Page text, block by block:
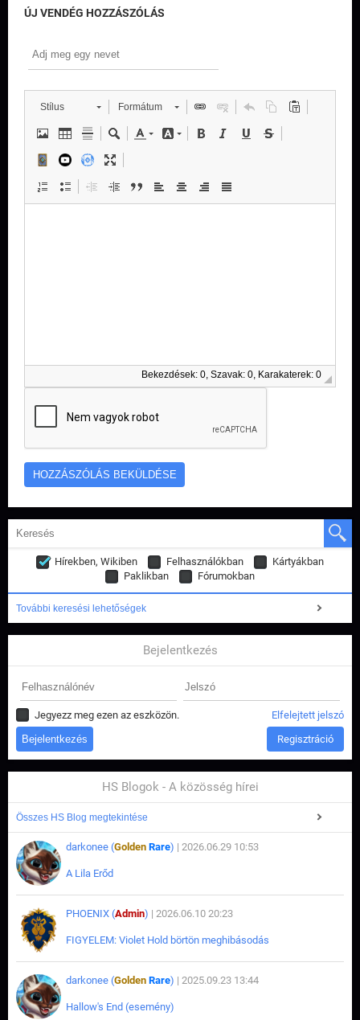
ÚJ VENDÉG HOZZÁSZÓLÁS
Stílus Formátum
Bekezdések: 0, Szavak: 0, Karakaterek: 0
Hírekben, Wikiben Felhasználókban
Kártyákban
Paklikban
Fórumokban
További keresési lehetőségek
Bejelentkezés
Jegyezz meg ezen az eszközön. Elfelejtett jelszó
Regisztráció
HS Blogok - A közösség hírei
Összes HS Blog megtekintése
darkonee (Golden Rare) | 2026.06.29 10:53
A Lila Erőd
PHOENIX (Admin) | 2026.06.10 20:23
FIGYELEM: Violet Hold börtön meghibásodás
darkonee (Golden Rare) | 2025.09.23 13:44
Hallow's End (esemény)